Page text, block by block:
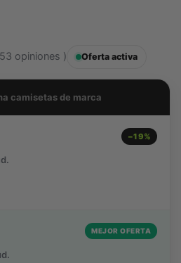
opiniones ) Oferta activa
camisetas de marca
−19%
MEJOR OFERTA